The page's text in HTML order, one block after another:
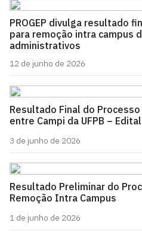
PROGEP divulga resultado
para remoção intra campus
administrativos
12 de junho de 2026
Resultado Final do
entre Campi da UFPB –
3 de junho de 2026
Resultado Preliminar do
Remoção Intra Campus
1 de junho de 2026